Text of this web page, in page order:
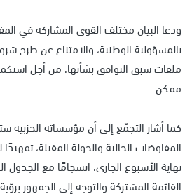
ودعا البيان مختلف القوى المشاركة في
بالمسؤولية الوطنية، والامتناع عن طرح
ملفات سبق التوافق بشأنها، من أجل
ممكن.
كما أشار التجمّع إلى أن مؤسساته الحزبية
المفاوضات الحالية والجولة المقبلة،
نهاية الأسبوع الجاري، انسجامًا مع الجدول
القائمة المشتركة والتوجه إلى الجمهور